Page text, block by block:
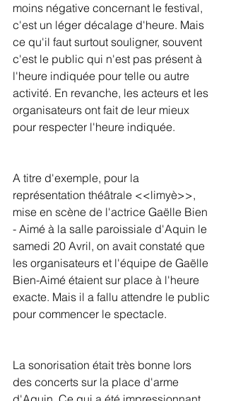
moins négative concernant le festival,
c'est un léger décalage d'heure. Mais
ce qu'il faut surtout souligner, souvent
c'est le public qui n'est pas présent à
l'heure indiquée pour telle ou autre
activité. En revanche, les acteurs et les
organisateurs ont fait de leur mieux
pour respecter l'heure indiquée.
A titre d'exemple, pour la
représentation théâtrale <<limyè>>,
mise en scène de l'actrice Gaëlle Bien
- Aimé à la salle paroissiale d'Aquin le
samedi 20 Avril, on avait constaté que
les organisateurs et l'équipe de Gaëlle
Bien-Aimé étaient sur place à l'heure
exacte. Mais il a fallu attendre le public
pour commencer le spectacle.
La sonorisation était très bonne lors
des concerts sur la place d'arme